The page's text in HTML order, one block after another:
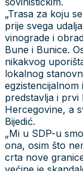
„Trasa za koju
prije svega
vinograde i
Bune i Bunice.
nikakvog
lokalnog
predstavlja i
Hercegovine, a
Bijedić.
„Mi u SDP-u
ona, osim što
crta nove